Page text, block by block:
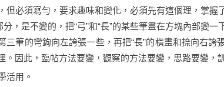
必須寫勻，要求趣味和變化，必須先有這個理，掌握
，是不變的，把“弓”和“長”的某些筆畫在方塊內部變
三筆的彎鉤向左誇張一些，再把“長”的橫畫和捺向右誇
因此，臨帖方法要變，觀察的方法要變，思路要變，
活用。